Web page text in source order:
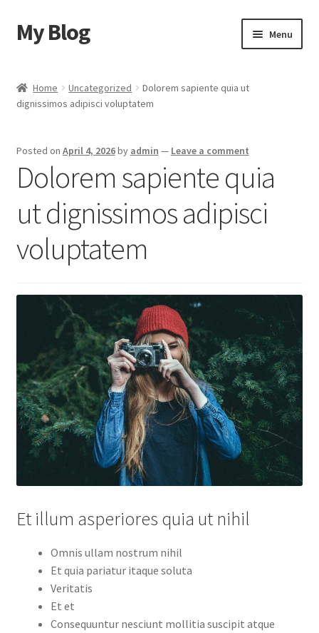
Skip
to
Skip
to
My Blog Menu
Cart
Checkout
My account
Sample Page
Shop
Home Uncategorized
Dolorem sapiente quia ut
dignissimos adipisci voluptatem
Posted on April 4, 2026by admin — Leave a comment
Dolorem sapiente quia
ut dignissimos adipisci
voluptatem
Et illum asperiores quia ut nihil
Omnis ullam nostrum nihil
Et quia pariatur itaque soluta
Veritatis
Et et
Consequuntur nesciunt mollitia suscipit atque